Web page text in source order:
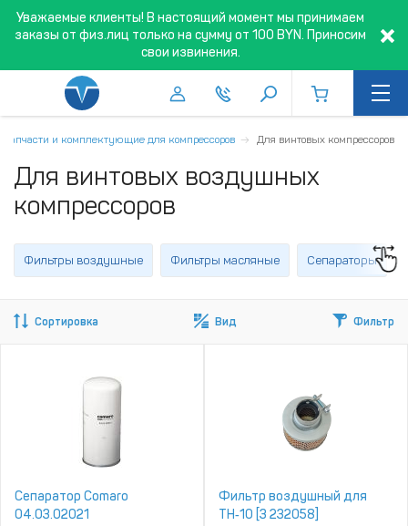
Уважаемые клиенты! В настоящий момент мы принимаем
заказы от физ.лиц только на сумму от 100 BYN. Приносим
свои извинения.
Запчасти и комплектующие для компрессоров Для винтовых компрессоров
Для винтовых воздушных
компрессоров
Фильтры воздушные Фильтры масляные Сепараторы
Сортировка Вид Фильтр
Сепаратор Comaro
04.03.02021
Фильтр воздушный для
TH‑10 [3 232058]